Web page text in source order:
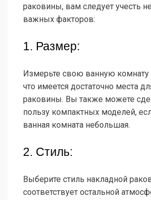
раковины, вам следует учесть
важных факторов:
1. Размер:
Измерьте свою ванную комнату
что имеется достаточно места
раковины. Вы также можете
пользу компактных моделей,
ванная комната небольшая.
2. Стиль:
Выберите стиль накладной
соответствует остальной